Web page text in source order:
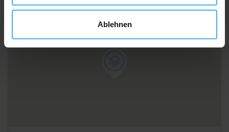
Ablehnen
Anfahrtsbeschreibung